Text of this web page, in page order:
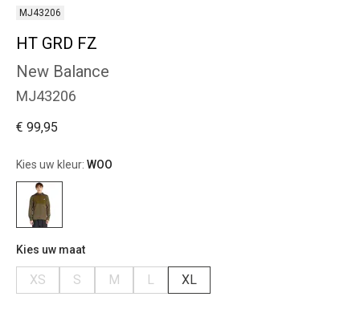
MJ43206
HT GRD FZ
New Balance
MJ43206
€ 99,95
Kies uw kleur: WOO
Kies uw maat
XS S M L XL